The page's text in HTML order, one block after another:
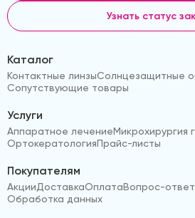
Узнать статус
Каталог
Контактные линзыСолнцезащитные
Сопутствующие товары
Услуги
Аппаратное лечениеМикрохирургия
ОртокератологияПрайс-листы
Покупателям
АкцииДоставкаОплатаВопрос-ответ
Обработка данных